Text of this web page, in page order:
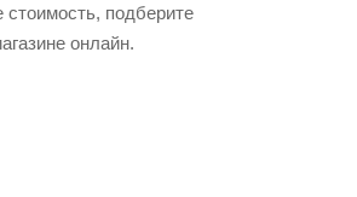
подберите
онлайн.